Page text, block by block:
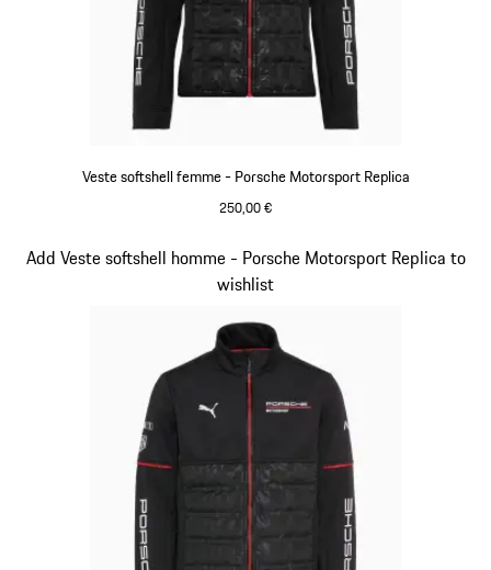
Veste softshell femme - Porsche Motorsport Replica
250,00 €
Add Veste softshell homme - Porsche Motorsport Replica to
wishlist
Diapositive 13 sur 20